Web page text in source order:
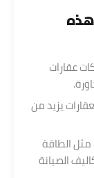
عقارات
يزيد من
الطاقة
الصيانة